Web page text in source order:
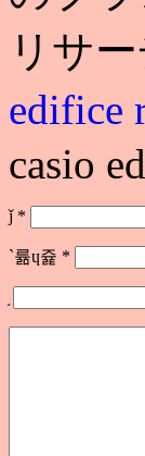
リサ
edifice
casio
ǰ *
`륢ɥ쥹 *